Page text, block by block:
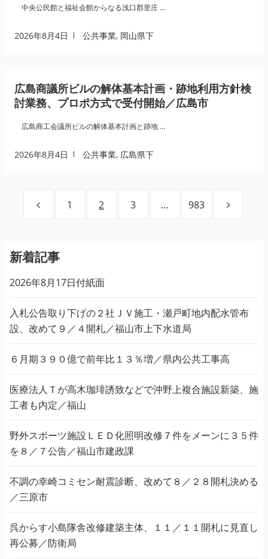
中央公民館と福祉会館からなる浅口郡里庄 …
2026年8月4日 公共事業, 岡山県下
広島商議所ビルの解体基本計画・跡地利用方針検
討業務、プロポ方式で受付開始／広島市
広島商工会議所ビルの解体基本計画と跡地 …
2026年8月4日 公共事業, 広島県下
ー
送
ページ
1 ページ
2 ページ
3 … ページ
983
新着記事
2026年8月17日付紙面
入札公告取り下げの２社ＪＶ施工・瀬戸町地内配水管布
設、改めて９／４開札／福山市上下水道局
６月期３９０億で前年比１３％増／県内公共工事高
医療法人Ｔが高木珈琲誘致などで沖野上複合施設新築、施
工者も内定／福山
野外スポーツ施設ＬＥＤ化照明改修７件をメーンに３５件
を８／７公告／福山市建政課
不調の幸崎コミセン耐震診断、改めて８／２８開札決める
／三原市
呉からす小島隊舎改修建築主体、１１／１１開札に見直し
再公募／防衛局